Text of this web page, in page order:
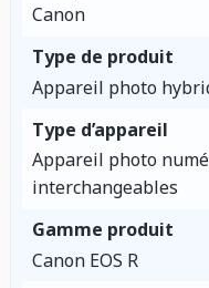
Canon
Type de produit
Appareil photo
Type d’appareil
Appareil photo
interchangeables
Gamme produit
Canon EOS R